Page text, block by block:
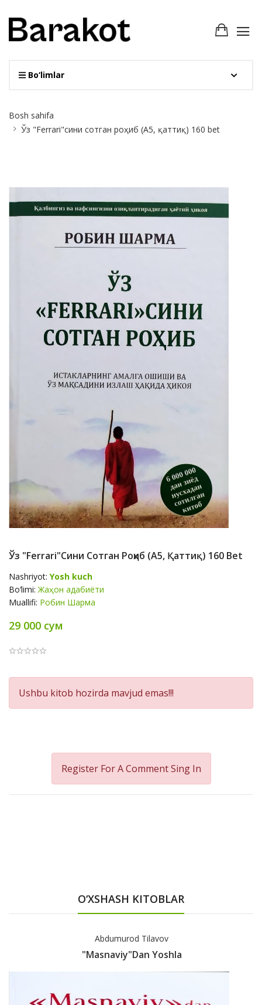
Bo‘limlar
Breadcrumb
Bosh sahifa
Ўз "Ferrari"сини сотган роҳиб (А5, қаттиқ) 160 bet
Ўз "Ferrari"сини Сотган Роҳиб (А5, Қаттиқ) 160 Bet
Nashriyot: Yosh kuch
Bo‘limi: Жаҳон адабиёти
Muallifi: Робин Шарма
29 000 сум
Product
Summery
Ushbu kitob hozirda mavjud emas!!!
Register For A CommentSing In
O‘XSHASH KITOBLAR
Abdumurod Tilavov
"Masnaviy"dan Yoshla